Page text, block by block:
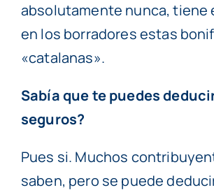
absolutamente nunca, tiene
en los borradores estas
«catalanas».
Sabía que te puedes
seguros?
Pues si. Muchos
saben, pero se puede